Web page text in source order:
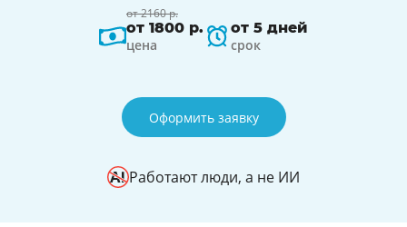
от 2160 р.
от 1800 р.
цена
от 5 дней
срок
Оформить заявку
Работают люди, а не ИИ